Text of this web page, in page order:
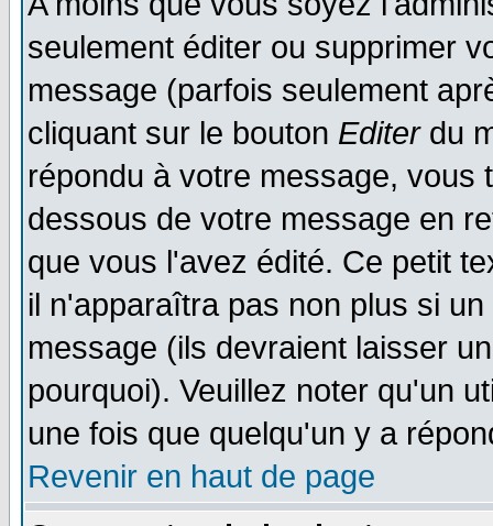
seulement éditer ou supprimer
message (parfois seulement
cliquant sur le bouton Editerdu
répondu à votre message, vous
dessous de votre message en
que vous l'avez édité. Ce petit
il n'apparaîtra pas non plus si
message (ils devraient laisser
pourquoi). Veuillez noter qu'un
une fois que quelqu'un y a
Revenir en haut de page